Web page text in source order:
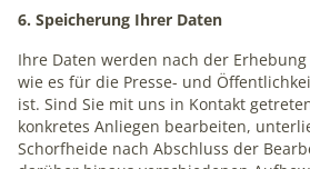
6. Speicherung Ihrer Daten
Ihre Daten werden nach der
wie es für die Presse- und
ist. Sind Sie mit uns in Kontakt
konkretes Anliegen bearbeiten,
Schorfheide nach Abschluss der